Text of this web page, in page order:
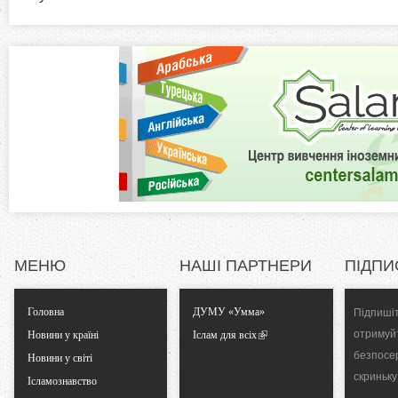
z
T
a
в
к
МЕНЮ
Головна
Новини у країні
Новини у світі
Ісламознавство
НАШІ ПАРТНЕРИ
ДУМУ «Умма»
Іслам для всіх